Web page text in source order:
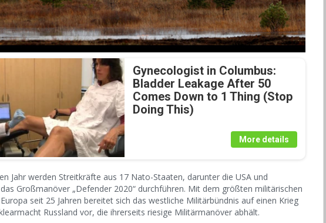
Gynecologist in Columbus:
Bladder Leakage After 50
Comes Down to 1 Thing (Stop
Doing This)
More details
Jahr werden Streitkräfte aus 17 Nato-Staaten, darunter die USA und
Großmanöver „Defender 2020“ durchführen. Mit dem größten militärischen
seit 25 Jahren bereitet sich das westliche Militärbündnis auf einen Krieg
Russland vor, die ihrerseits riesige Militärmanöver abhält.